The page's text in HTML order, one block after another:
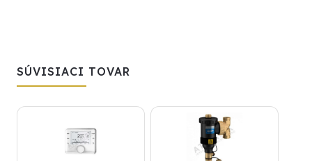
SÚVISIACI TOVAR